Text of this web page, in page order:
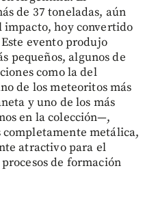
de 37 toneladas, aún
impacto, hoy convertido
evento produjo
pequeños, algunos de
como la del
de los meteoritos más
y uno de los más
en la colección—,
completamente metálica,
atractivo para el
de formación